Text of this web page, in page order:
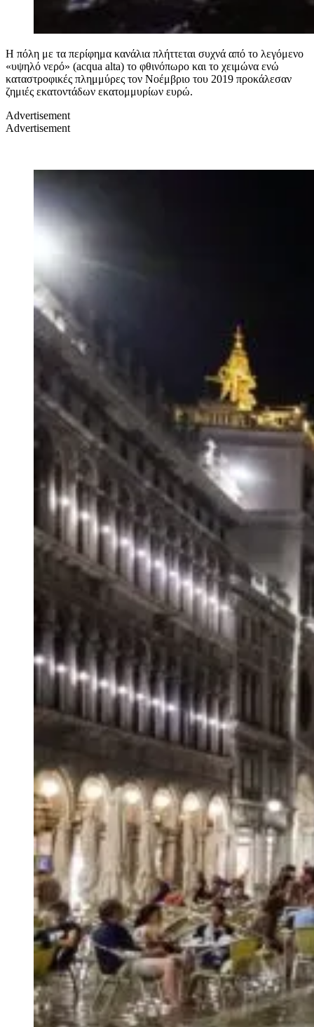
Η πόλη με τα περίφημα κανάλια πλήττεται συχνά από το λεγόμενο
«υψηλό νερό» (acqua alta) το φθινόπωρο και το χειμώνα ενώ
καταστροφικές πλημμύρες τον Νοέμβριο του 2019 προκάλεσαν
ζημιές εκατοντάδων εκατομμυρίων ευρώ.
Advertisement
Advertisement